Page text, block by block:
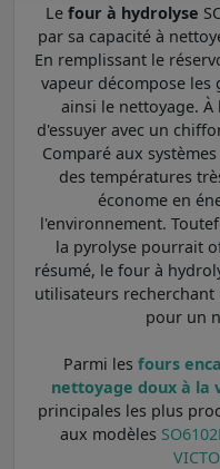
Le four à hydrolyse
par sa capacité à
En remplissant le
vapeur décompose les
ainsi le nettoyage.
d'essuyer avec un
Comparé aux
des températures
économe en
l'environnement.
la pyrolyse pourrait
résumé, le four à
utilisateurs
pour un
Parmi les fours
nettoyage doux à la
principales les plus
aux modèles